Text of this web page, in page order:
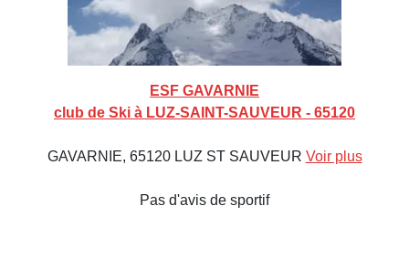
ESF GAVARNIE
club de Ski à LUZ-SAINT-SAUVEUR - 65120
GAVARNIE, 65120 LUZ ST SAUVEUR Voir plus
Pas d'avis de sportif